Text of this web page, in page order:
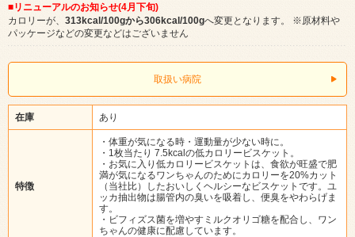
■リニューアルのお知らせ(4月下旬)
カロリーが、 313kcal/100gから306kcal/100gへ変更となります。 ※原材料や
パッケージなどの変更などはございません
取扱い病院
在庫 あり
特徴
・体重が気になる時・運動量が少ない時に。
・1枚当たり 7.5kcalの低カロリービスケット。
・お気に入り低カロリービスケットは、食欲が旺盛で肥
満が気になるワンちゃんのためにカロリーを20%カット
（当社比）したおいしくヘルシーなビスケットです。ユ
ッカ抽出物は腸管内の臭いを吸着し、便臭をやわらげま
す。
・ビフィズス菌を増やすミルクオリゴ糖を配合し、ワン
ちゃんの健康に配慮しています。